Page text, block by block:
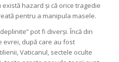
hazard și că orice tragedie
pentru a manipula masele.
pot fi diverși. Încă din
evrei, după care au fost
Vaticanul, sectele oculte